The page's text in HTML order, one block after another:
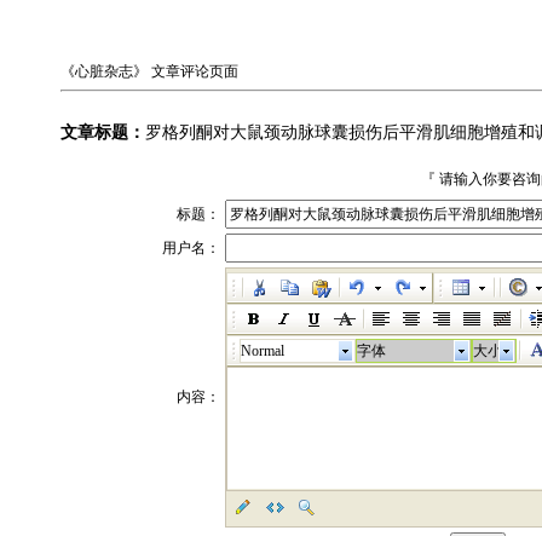
《心脏杂志》 文章评论页面
文章标题： 罗格列酮对大鼠颈动脉球囊损伤后平滑肌细胞增殖和
『 请输入你要咨
标题：
用户名：
内容：
Normal 字体 大小